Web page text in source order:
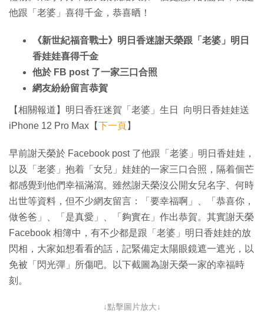
他跟「老婆」喜得千金，恭喜晒！
《新世紀福音戰士》明日香迷謝天榮跟「老婆」明日
香娃娃喜得千金
他於 FB post 了一家三口合照
網友紛紛留言恭賀
【相關報道】明日香狂迷賀「老婆」生日 向明日香娃娃送
iPhone 12 Pro Max【下一頁】
早前謝天榮於 Facebook post 了他跟「老婆」明日香娃娃，
以及「老婆」抱着「女兒」娃娃的一家三口合照，隔着個芒
都感覺到他們幸福滿瀉。雖然謝天榮沒公開女兒名字、何時
出世等資料，但不少網友留言：「要幸福啊」、「恭喜你，
做爸爸」、「是真愛」、「夠實在」作出恭賀。其實謝天榮
Facebook 相簿中，有不少都是跟「老婆」明日香娃娃的放
閃相，大家如想看看的話，記緊備定太陽眼鏡遮一遮光，以
免被「閃光彈」所傷吧。以下截圖為謝天榮一家的幸福時
刻。
↓點擊圖片放大↓